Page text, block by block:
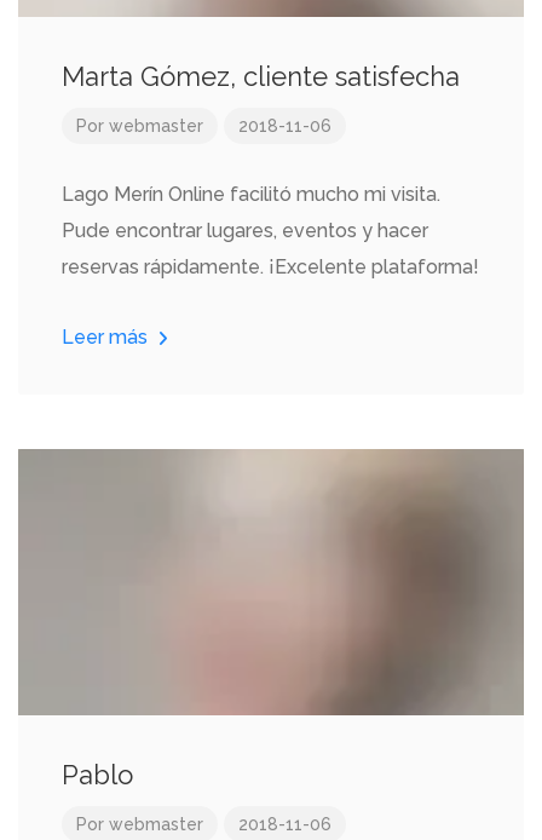
Marta Gómez, cliente satisfecha
Por webmaster 2018-11-06
Lago Merín Online facilitó mucho mi visita.
Pude encontrar lugares, eventos y hacer
reservas rápidamente. ¡Excelente plataforma!
Leer más
Pablo
Por webmaster 2018-11-06